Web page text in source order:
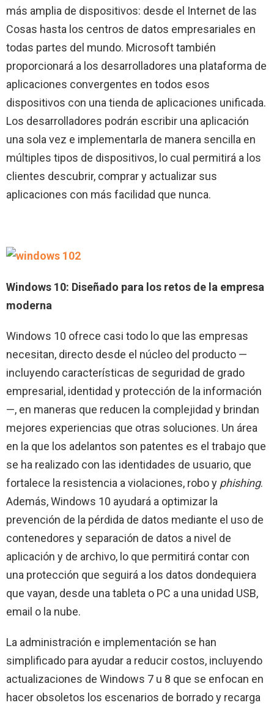
más amplia de dispositivos: desde el Internet de las
Cosas hasta los centros de datos empresariales en
todas partes del mundo. Microsoft también
proporcionará a los desarrolladores una plataforma de
aplicaciones convergentes en todos esos
dispositivos con una tienda de aplicaciones unificada.
Los desarrolladores podrán escribir una aplicación
una sola vez e implementarla de manera sencilla en
múltiples tipos de dispositivos, lo cual permitirá a los
clientes descubrir, comprar y actualizar sus
aplicaciones con más facilidad que nunca.
Windows 10: Diseñado para los retos de la empresa
moderna
Windows 10 ofrece casi todo lo que las empresas
necesitan, directo desde el núcleo del producto —
incluyendo características de seguridad de grado
empresarial, identidad y protección de la información
—, en maneras que reducen la complejidad y brindan
mejores experiencias que otras soluciones. Un área
en la que los adelantos son patentes es el trabajo que
se ha realizado con las identidades de usuario, que
fortalece la resistencia a violaciones, robo y phishing.
Además, Windows 10 ayudará a optimizar la
prevención de la pérdida de datos mediante el uso de
contenedores y separación de datos a nivel de
aplicación y de archivo, lo que permitirá contar con
una protección que seguirá a los datos dondequiera
que vayan, desde una tableta o PC a una unidad USB,
email o la nube.
La administración e implementación se han
simplificado para ayudar a reducir costos, incluyendo
actualizaciones de Windows 7 u 8 que se enfocan en
hacer obsoletos los escenarios de borrado y recarga